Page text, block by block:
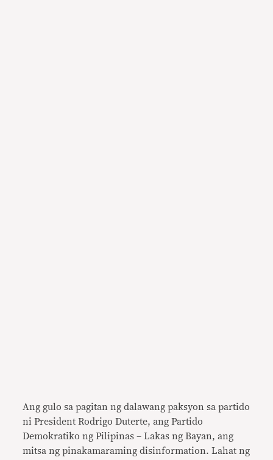
Ang gulo sa pagitan ng dalawang paksyon sa partido
ni President Rodrigo Duterte, ang Partido
Demokratiko ng Pilipinas – Lakas ng Bayan, ang
mitsa ng pinakamaraming disinformation. Lahat ng